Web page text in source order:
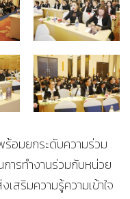
อมยกระดับความร่วม
การทำงานร่วมกับหน่วย
สริมความรู้ความเข้าใจ